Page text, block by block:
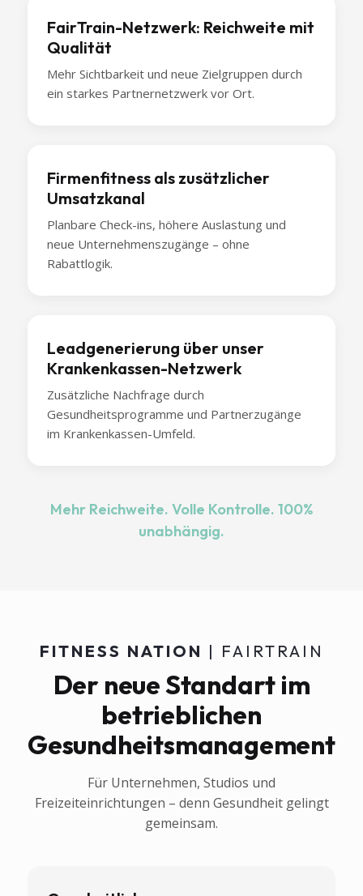
FairTrain-Netzwerk: Reichweite mit
Qualität
Mehr Sichtbarkeit und neue Zielgruppen durch
ein starkes Partnernetzwerk vor Ort.
Firmenfitness als zusätzlicher
Umsatzkanal
Planbare Check-ins, höhere Auslastung und
neue Unternehmenszugänge – ohne
Rabattlogik.
Leadgenerierung über unser
Krankenkassen-Netzwerk
Zusätzliche Nachfrage durch
Gesundheitsprogramme und Partnerzugänge
im Krankenkassen-Umfeld.
Mehr Reichweite. Volle Kontrolle. 100%
unabhängig.
FITNESS NATION | FAIRTRAIN
Der neue Standart im
betrieblichen
Gesundheitsmanagement
Für Unternehmen, Studios und
Freizeiteinrichtungen – denn Gesundheit gelingt
gemeinsam.